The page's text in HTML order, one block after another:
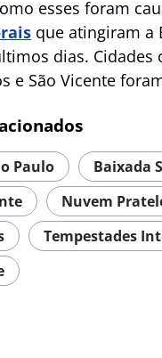
esses foram
que atingiram a
dias. Cidades
e São Vicente
Paulo
Baixada
Nuvem
Tempestades